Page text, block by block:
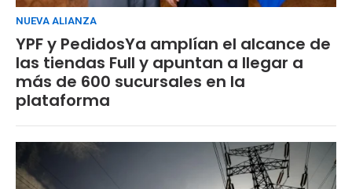
NUEVA ALIANZA
YPF y PedidosYa amplían el alcance de
las tiendas Full y apuntan a llegar a
más de 600 sucursales en la
plataforma